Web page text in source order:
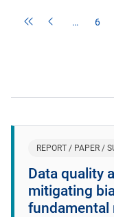
… 6
REPORT / PAPER /
Data quality
mitigating
fundamental